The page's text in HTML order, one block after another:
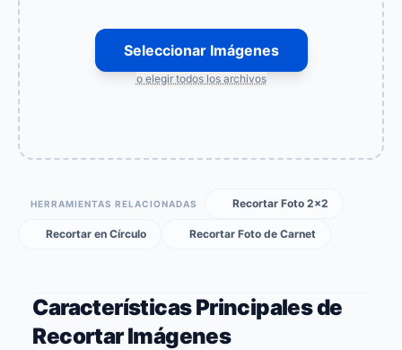
Seleccionar Imágenes
o elegir todos los archivos
HERRAMIENTAS RELACIONADAS Recortar Foto 2×2
Recortar en Círculo Recortar Foto de Carnet
Características Principales de
Recortar Imágenes